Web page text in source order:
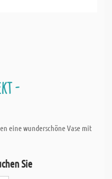
-
eine wunderschöne Vase mit
Sie